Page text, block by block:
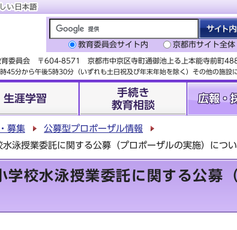
教育委員会サイト内 京都市サイト全体
育委員会 〒604-8571 京都市中京区寺町通御池上る上本能寺前町
45分から午後5時30分（いずれも土日祝及び年末年始を除く）その他の施設
生涯学習
手続き
教育相談
広報・
募集
公募型プロポーザル情報
泳授業委託に関する公募（プロポーザルの実施）につ
学校水泳授業委託に関する公募